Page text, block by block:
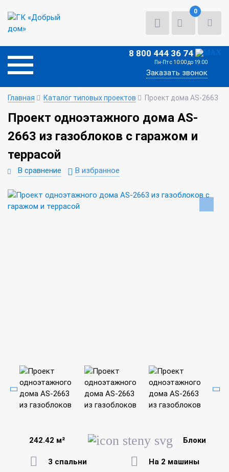
0
8 800 444 36 74
Пн-Пт с 10:00 до 19:00
Заказать звонок
Главная Каталог типовых проектов Проект дома AS-2663
Проект одноэтажного дома AS-
2663 из газоблоков с гаражом и
террасой
В сравнение В избранное
242.42 м² Блоки
3 спальни На 2 машины